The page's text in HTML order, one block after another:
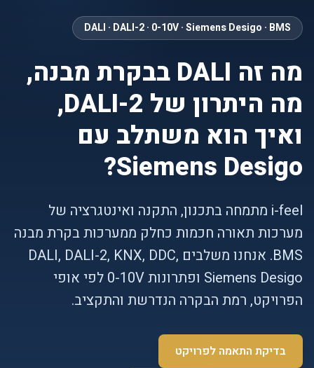
DALI · DALI-2 · 0-10V · Siemens Desigo · BMS
מה זה DALI בבקרת מבנה,
מה היתרון של DALI-2,
ואיך הוא משתלב עם
Siemens Desigo?
i-feel מתמחה בתכנון, התקנה ואינטגרציה של
מערכות תאורה חכמות כחלק ממערכות בקרת מבנה
BMS. אנחנו משלבים DALI, DALI-2, KNX, DDC,
Siemens Desigo ופתרונות 0-10V לפי אופי
הפרויקט, רמת הבקרה הנדרשת והתקציב.
בדיקת התאמה לפרויקט